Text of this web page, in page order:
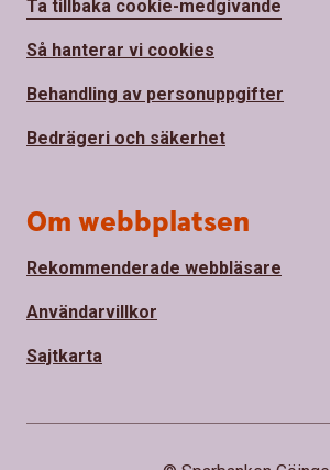
Ta tillbaka cookie-medgivande
Så hanterar vi cookies
Behandling av personuppgifter
Bedrägeri och säkerhet
Om webbplatsen
Rekommenderade webbläsare
Användarvillkor
Sajtkarta